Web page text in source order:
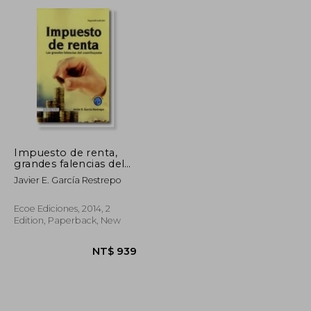
1,752
Impuesto de renta,
grandes falencias del
contribuyente (in
Spanish)
Javier E. García Restrepo
Ecoe Ediciones, 2014, 2
Edition, Paperback, New